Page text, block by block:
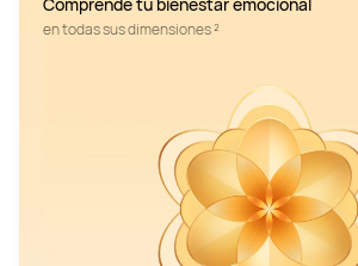
en todas sus dimensiones ²